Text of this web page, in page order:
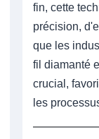
fin, cette
précision,
que les
fil diamanté
crucial,
les